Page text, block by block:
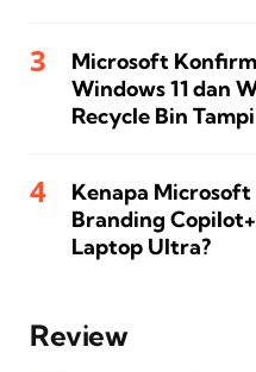
Microsoft
Windows 11 dan
Recycle Bin
Kenapa
Branding
Laptop Ultra?
Review